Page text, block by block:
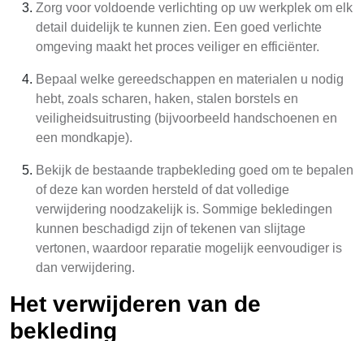
Zorg voor voldoende verlichting op uw werkplek om elk
detail duidelijk te kunnen zien. Een goed verlichte
omgeving maakt het proces veiliger en efficiënter.
Bepaal welke gereedschappen en materialen u nodig
hebt, zoals scharen, haken, stalen borstels en
veiligheidsuitrusting (bijvoorbeeld handschoenen en
een mondkapje).
Bekijk de bestaande trapbekleding goed om te bepalen
of deze kan worden hersteld of dat volledige
verwijdering noodzakelijk is. Sommige bekledingen
kunnen beschadigd zijn of tekenen van slijtage
vertonen, waardoor reparatie mogelijk eenvoudiger is
dan verwijdering.
Het verwijderen van de
bekleding